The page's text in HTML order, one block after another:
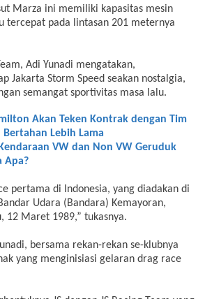
Marza ini memiliki kapasitas mesin
tercepat pada lintasan 201 meternya
Adi Yunadi mengatakan,
Jakarta Storm Speed seakan nostalgia,
semangat sportivitas masa lalu.
Akan Teken Kontrak dengan Tim
Lebih Lama
VW dan Non VW Geruduk
Apa?
pertama di Indonesia, yang diadakan di
Udara (Bandara) Kemayoran,
12 Maret 1989,” tukasnya.
bersama rekan-rekan se-klubnya
yang menginisiasi gelaran drag race